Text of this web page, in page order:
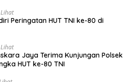
Peringatan HUT TNI ke-80 di
Jaya Terima Kunjungan Polsek